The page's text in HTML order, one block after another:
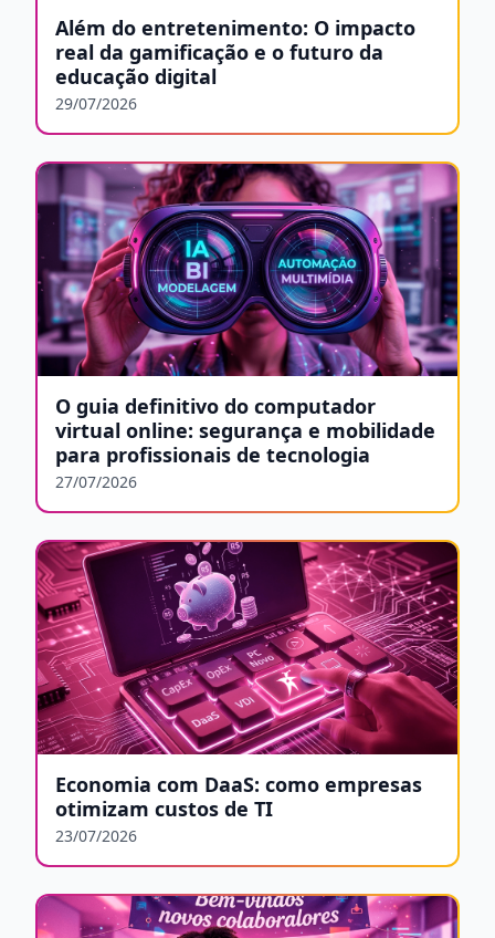
Além do entretenimento: O impacto
real da gamificação e o futuro da
educação digital
29/07/2026
O guia definitivo do computador
virtual online: segurança e mobilidade
para profissionais de tecnologia
27/07/2026
Economia com DaaS: como empresas
otimizam custos de TI
23/07/2026